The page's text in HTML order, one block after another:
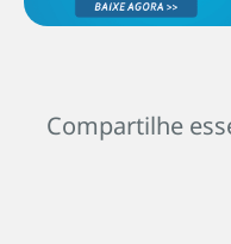
Compartilhe